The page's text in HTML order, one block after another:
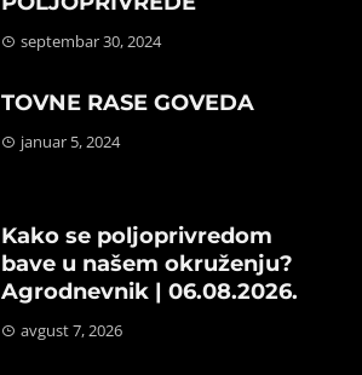
septembar 30, 2024
TOVNE RASE GOVEDA
januar 5, 2024
Kako se poljoprivredom
bave u našem okruženju?
Agrodnevnik | 06.08.2026.
avgust 7, 2026